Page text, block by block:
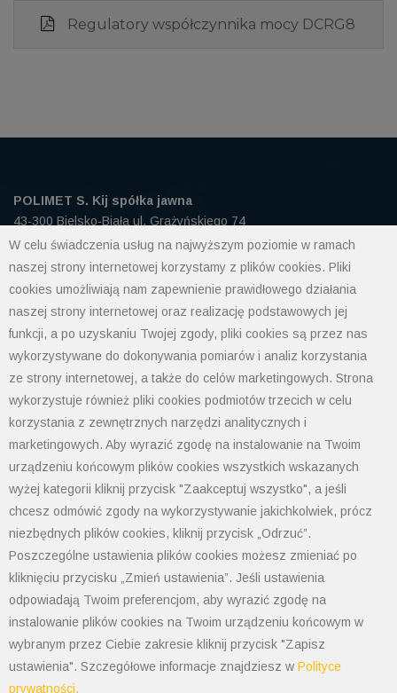
W celu świadczenia usług na najwyższym poziomie w ramach
naszej strony internetowej korzystamy z plików cookies. Pliki
cookies umożliwiają nam zapewnienie prawidłowego działania
naszej strony internetowej oraz realizację podstawowych jej
funkcji, a po uzyskaniu Twojej zgody, pliki cookies są przez nas
wykorzystywane do dokonywania pomiarów i analiz korzystania
ze strony internetowej, a także do celów marketingowych. Strona
wykorzystuje również pliki cookies podmiotów trzecich w celu
korzystania z zewnętrznych narzędzi analitycznych i
marketingowych. Aby wyrazić zgodę na instalowanie na Twoim
urządzeniu końcowym plików cookies wszystkich wskazanych
wyżej kategorii kliknij przycisk "Zaakceptuj wszystko", a jeśli
chcesz odmówić zgody na wykorzystywanie jakichkolwiek, prócz
niezbędnych plików cookies, kliknij przycisk „Odrzuć”.
Poszczególne ustawienia plików cookies możesz zmieniać po
kliknięciu przycisku „Zmień ustawienia”. Jeśli ustawienia
odpowiadają Twoim preferencjom, aby wyrazić zgodę na
instalowanie plików cookies na Twoim urządzeniu końcowym w
wybranym przez Ciebie zakresie kliknij przycisk "Zapisz
ustawienia". Szczegółowe informacje znajdziesz w Polityce
prywatności.
Regulatory współczynnika mocy DCRG8
POLIMET S. Kij spółka jawna
43-300 Bielsko-Biała ul. Grażyńskiego 74
Polityka prywatności
Polityka cookies
Informacja od administratora danych
Informacje GPSR
Ogólne warunki sprzedaży
tel: 33 497-77-77
fax: 33 497-77-10
email: biuro@polimet.com.pl
Godziny otwarcia: 7:30-15:30
NIP: 547-008-67-86
KRS: 0000003533
REGON: 070008398
POLIMET S. Kij spółka jawna
Oddział Dąbrowa Górnicza
41-300 Dąbrowa Górnicza
Aleja Józefa Piłsudskiego 89
Tel. 32 268 50 99
kom. 538-208-100
dabrowa@polimet.com.pl